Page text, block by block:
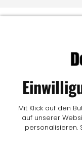
Mit Klick auf den
auf unserer
personalisieren.